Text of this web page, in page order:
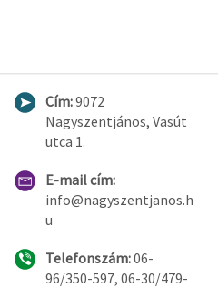
Cím:9072
Nagyszentjános, Vasút
utca 1.
E-mail cím:
info@nagyszentjanos.h
u
Telefonszám:06-
96/350-597, 06-30/479-